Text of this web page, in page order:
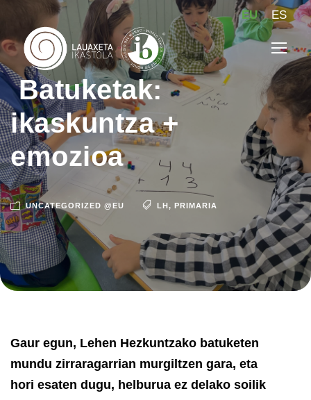
EU ES
Batuketak:
ikaskuntza +
emozioa
UNCATEGORIZED @EU LH, PRIMARIA
Gaur egun, Lehen Hezkuntzako batuketen
mundu zirraragarrian murgiltzen gara, eta
hori esaten dugu, helburua ez delako soilik